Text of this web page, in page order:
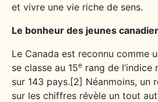
et vivre une vie riche de sens.
Le bonheur des jeunes
Le Canada est reconnu comme
se classe au 15e rang de l’indice
sur 143 pays.[2] Néanmoins, un
sur les chiffres révèle un tout